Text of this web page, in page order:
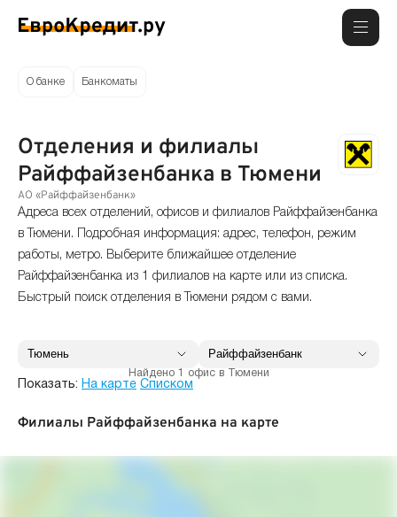
О банке Банкоматы
Отделения и филиалы
Райффайзенбанка в Тюмени
АО «Райффайзенбанк»
Адреса всех отделений, офисов и филиалов Райффайзенбанка
в Тюмени. Подробная информация: адрес, телефон, режим
работы, метро. Выберите ближайшее отделение
Райффайзенбанка из 1 филиалов на карте или из списка.
Быстрый поиск отделения в Тюмени рядом с вами.
Найдено 1 офис в Тюмени
Показать: На карте Списком
Филиалы Райффайзенбанка на карте